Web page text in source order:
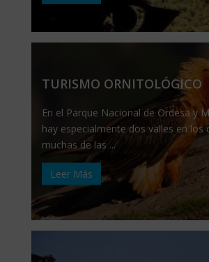
TURISMO ORNITOLÓGICO
En el Parque Nacional de Ordesa y
hay especialmente dos valles en los
muchas de las ...
Leer Más